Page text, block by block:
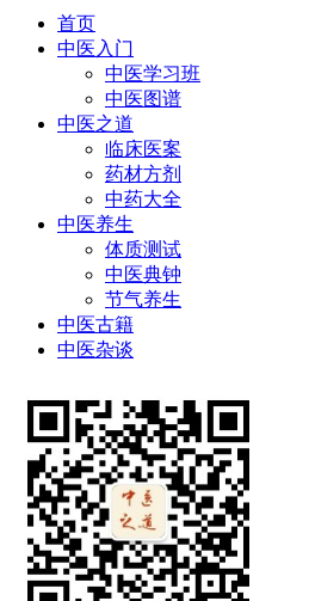
首页
中医入门
中医学习班
中医图谱
中医之道
临床医案
药材方剂
中药大全
中医养生
体质测试
中医典钟
节气养生
中医古籍
中医杂谈